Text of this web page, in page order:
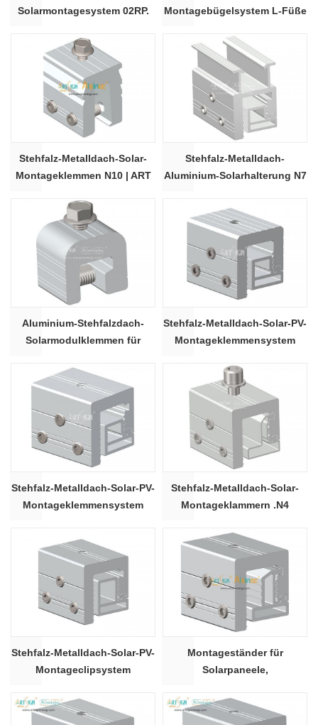
Solarmontagesystem 02RP.
Montagebügelsystem L-Füße
Stehfalz-Metalldach-Solar-
Montageklemmen N10 | ART
Stehfalz-Metalldach-
Aluminium-Solarhalterung N7
Aluminium-Stehfalzdach-
Solarmodulklemmen für
Stehfalz-Metalldach-Solar-PV-
Montageklemmensystem
Stehfalz-Metalldach-Solar-PV-
Montageklemmensystem
Stehfalz-Metalldach-Solar-
Montageklammern .N4
Stehfalz-Metalldach-Solar-PV-
Montageclipsystem
Montageständer für
Solarpaneele,